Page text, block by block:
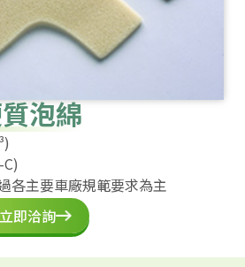
泡綿
各主要車廠規範要求為主
立即洽詢